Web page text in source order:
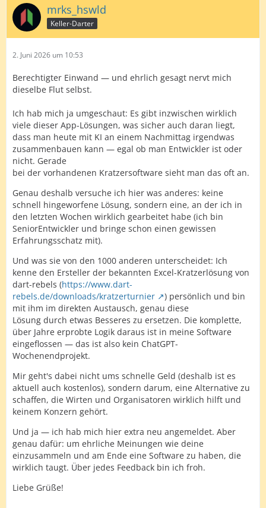
mrks_hswld
Keller-Darter
2. Juni 2026 um 10:53
Berechtigter Einwand — und ehrlich gesagt nervt mich
dieselbe Flut selbst.
Ich hab mich ja umgeschaut: Es gibt inzwischen wirklich
viele dieser App-Lösungen, was sicher auch daran liegt,
dass man heute mit KI an einem Nachmittag irgendwas
zusammenbauen kann — egal ob man Entwickler ist oder
nicht. Gerade
bei der vorhandenen Kratzersoftware sieht man das oft an.
Genau deshalb versuche ich hier was anderes: keine
schnell hingeworfene Lösung, sondern eine, an der ich in
den letzten Wochen wirklich gearbeitet habe (ich bin
SeniorEntwickler und bringe schon einen gewissen
Erfahrungsschatz mit).
Und was sie von den 1000 anderen unterscheidet: Ich
kenne den Ersteller der bekannten Excel-Kratzerlösung von
dart-rebels (https://www.dart-
rebels.de/downloads/kratzerturnier
) persönlich und bin
mit ihm im direkten Austausch, genau diese
Lösung durch etwas Besseres zu ersetzen. Die komplette,
über Jahre erprobte Logik daraus ist in meine Software
eingeflossen — das ist also kein ChatGPT-
Wochenendprojekt.
Mir geht's dabei nicht ums schnelle Geld (deshalb ist es
aktuell auch kostenlos), sondern darum, eine Alternative zu
schaffen, die Wirten und Organisatoren wirklich hilft und
keinem Konzern gehört.
Und ja — ich hab mich hier extra neu angemeldet. Aber
genau dafür: um ehrliche Meinungen wie deine
einzusammeln und am Ende eine Software zu haben, die
wirklich taugt. Über jedes Feedback bin ich froh.
Liebe Grüße!